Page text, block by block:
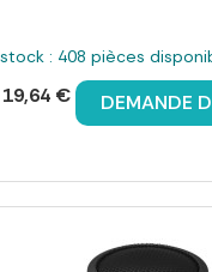
: 408 pièces
19,64 € DEMANDE